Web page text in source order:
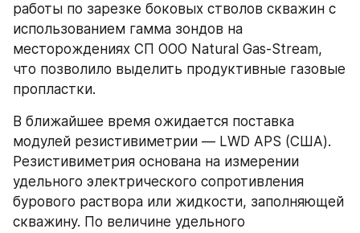
работы по зарезке боковых стволов скважин с
использованием гамма зондов на
месторождениях СП ООО Natural Gas-Stream,
что позволило выделить продуктивные газовые
пропластки.
В ближайшее время ожидается поставка
модулей резистивиметрии — LWD APS (США).
Резистивиметрия основана на измерении
удельного электрического сопротивления
бурового раствора или жидкости, заполняющей
скважину. По величине удельного